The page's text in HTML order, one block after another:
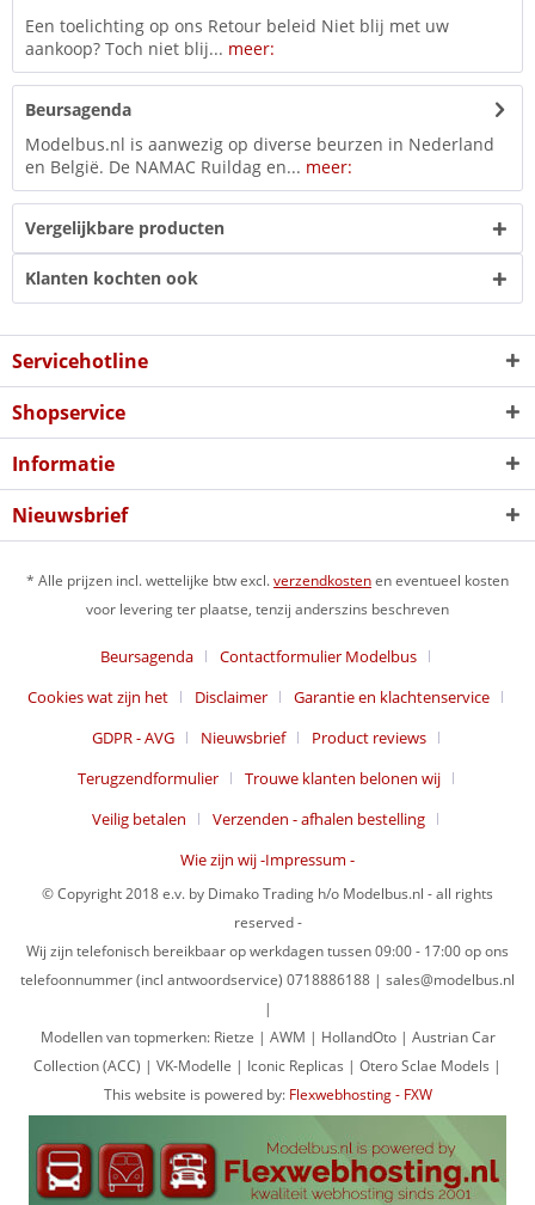
Een toelichting op ons Retour beleid Niet blij met uw
aankoop? Toch niet blij... meer:
Beursagenda
Modelbus.nl is aanwezig op diverse beurzen in Nederland
en België. De NAMAC Ruildag en... meer:
Vergelijkbare producten
Klanten kochten ook
Servicehotline
Shopservice
Informatie
Nieuwsbrief
* Alle prijzen incl. wettelijke btw excl.verzendkostenen eventueel kosten
voor levering ter plaatse, tenzij anderszins beschreven
Beursagenda
Contactformulier Modelbus
Cookies wat zijn het
Disclaimer
Garantie en klachtenservice
GDPR - AVG
Nieuwsbrief
Product reviews
Terugzendformulier
Trouwe klanten belonen wij
Veilig betalen
Verzenden - afhalen bestelling
Wie zijn wij -Impressum -
© Copyright 2018 e.v. by Dimako Trading h/o Modelbus.nl - all rights
reserved -
Wij zijn telefonisch bereikbaar op werkdagen tussen 09:00 - 17:00 op ons
telefoonnummer (incl antwoordservice) 0718886188 | sales@modelbus.nl
|
Modellen van topmerken: Rietze | AWM | HollandOto | Austrian Car
Collection (ACC) | VK-Modelle | Iconic Replicas | Otero Sclae Models |
This website is powered by: Flexwebhosting - FXW